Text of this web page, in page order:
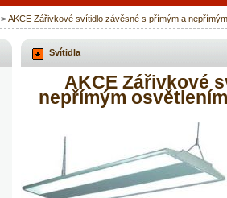
> AKCE Zářivkové svítidlo závěsné s přímým a
Svítidla
AKCE Zářivkové
nepřímým